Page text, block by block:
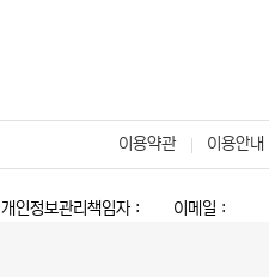
이용약관 이용안내
개인정보관리책임자 : 이메일 :